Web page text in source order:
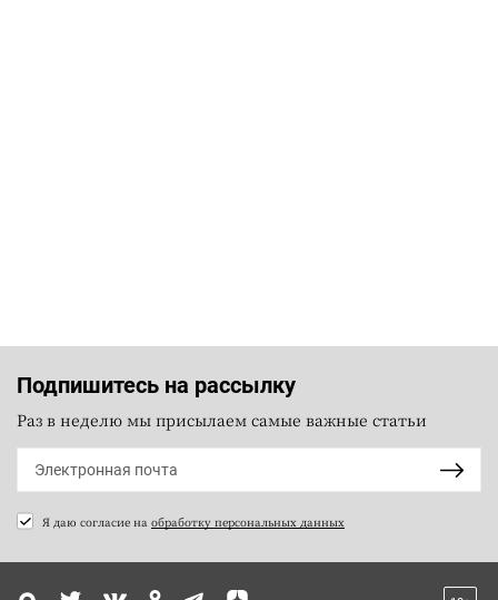
Подпишитесь на рассылку
Раз в неделю мы присылаем самые важные статьи
Я даю согласие на обработку персональных данных